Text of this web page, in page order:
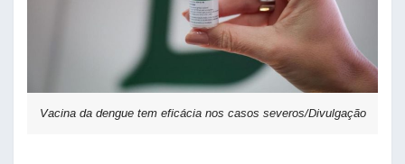
Vacina da dengue tem eficácia nos casos severos/Divulgação